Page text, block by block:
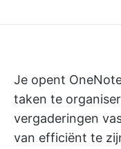
Je opent
taken te
vergaderingen
van efficiënt te